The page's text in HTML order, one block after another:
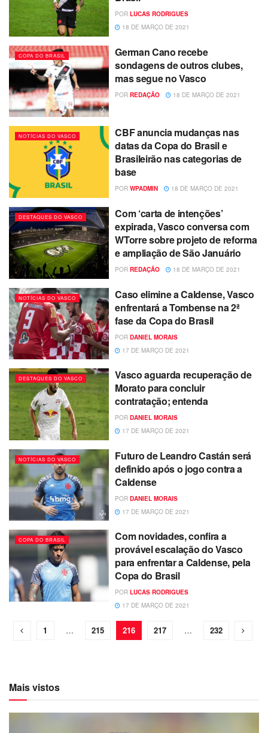
POR LUCAS RODRIGUES
18 DE MARÇO DE 2021
COPA DO BRASIL
German Cano recebe
sondagens de outros clubes,
mas segue no Vasco
POR REDAÇÃO 18 DE MARÇO DE 2021
NOTÍCIAS DO VASCO
CBF anuncia mudanças nas
datas da Copa do Brasil e
Brasileirão nas categorias de
base
POR WPADMIN 18 DE MARÇO DE 2021
DESTAQUES DO VASCO
Com ‘carta de intenções’
expirada, Vasco conversa com
WTorre sobre projeto de reforma
e ampliação de São Januário
POR REDAÇÃO 18 DE MARÇO DE 2021
NOTÍCIAS DO VASCO
Caso elimine a Caldense, Vasco
enfrentará a Tombense na 2ª
fase da Copa do Brasil
POR DANIEL MORAIS
17 DE MARÇO DE 2021
DESTAQUES DO VASCO
Vasco aguarda recuperação de
Morato para concluir
contratação; entenda
POR DANIEL MORAIS
17 DE MARÇO DE 2021
NOTÍCIAS DO VASCO
Futuro de Leandro Castán será
definido após o jogo contra a
Caldense
POR DANIEL MORAIS
17 DE MARÇO DE 2021
COPA DO BRASIL
Com novidades, confira a
provável escalação do Vasco
para enfrentar a Caldense, pela
Copa do Brasil
POR LUCAS RODRIGUES
17 DE MARÇO DE 2021
1 … 215 216 217 … 232
Mais vistos